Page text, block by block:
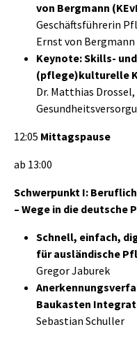
von Bergmann
Geschäftsführerin
Ernst von Bergmann
Keynote: Skills-
(pflege)kulturelle
Dr. Matthias
12:05 Mittagspause
ab 13:00
Schwerpunkt I:
– Wege in die deutsche
Schnell, einfach,
für ausländische
Gregor Jaburek
Baukasten
Sebastian Schuller